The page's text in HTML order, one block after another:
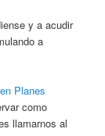
y a acudir
a
Planes
como
llamarnos al